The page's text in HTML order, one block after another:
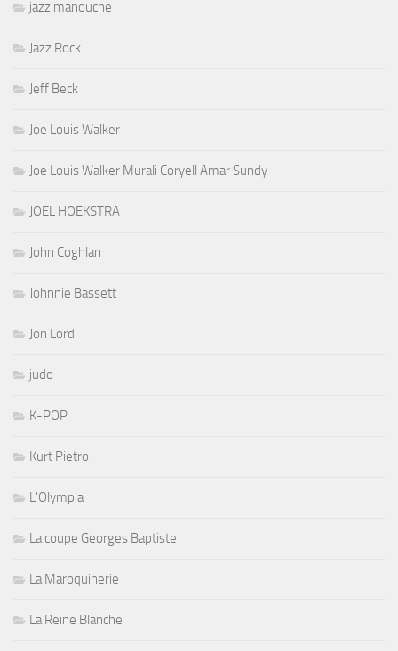
jazz manouche
Jazz Rock
Jeff Beck
Joe Louis Walker
Joe Louis Walker Murali Coryell Amar Sundy
JOEL HOEKSTRA
John Coghlan
Johnnie Bassett
Jon Lord
judo
K-POP
Kurt Pietro
L'Olympia
La coupe Georges Baptiste
La Maroquinerie
La Reine Blanche